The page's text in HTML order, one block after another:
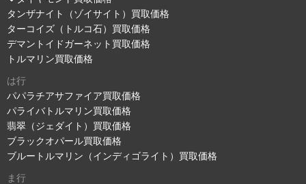
タンザナイト（ゾイサイト）買取価格
ターコイズ（トルコ石）買取価格
デマントイドガーネット買取価格
トルマリン買取価格
は行
パパラチアサファイア買取価格
パライバトルマリン買取価格
翡翠（ジェダイト）買取価格
ブラックオパール買取価格
ブルートルマリン（インディゴライト）買取価格
ま行